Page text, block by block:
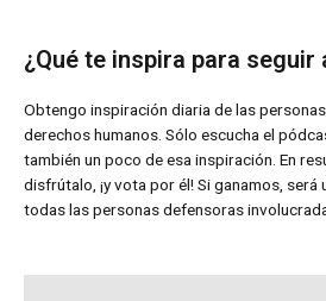
¿Qué te inspira para seguir
Obtengo inspiración diaria de las
derechos humanos. Sólo escucha el
también un poco de esa inspiración. En
disfrútalo, ¡y vota por él! Si ganamos,
todas las personas defensoras